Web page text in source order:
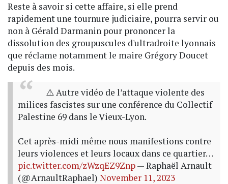
Reste à savoir si cette affaire, si elle prend
rapidement une tournure judiciaire, pourra servir ou
non à Gérald Darmanin pour prononcer la
dissolution des groupuscules d'ultradroite lyonnais
que réclame notamment le maire Grégory Doucet
depuis des mois.
⚠️ Autre vidéo de l’attaque violente des
milices fascistes sur une conférence du Collectif
Palestine 69 dans le Vieux-Lyon.
Cet après-midi même nous manifestions contre
leurs violences et leurs locaux dans ce quartier…
pic.twitter.com/zWzqEZ9Znp— Raphaël Arnault
(@ArnaultRaphael) November 11, 2023